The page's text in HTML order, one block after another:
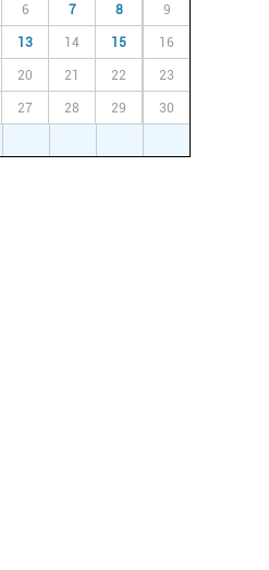
6 7 8 9
13 14 15 16
20 21 22 23
27 28 29 30